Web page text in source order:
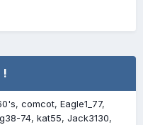
!
comcot Eagle1_77
74 kat55 Jack3130